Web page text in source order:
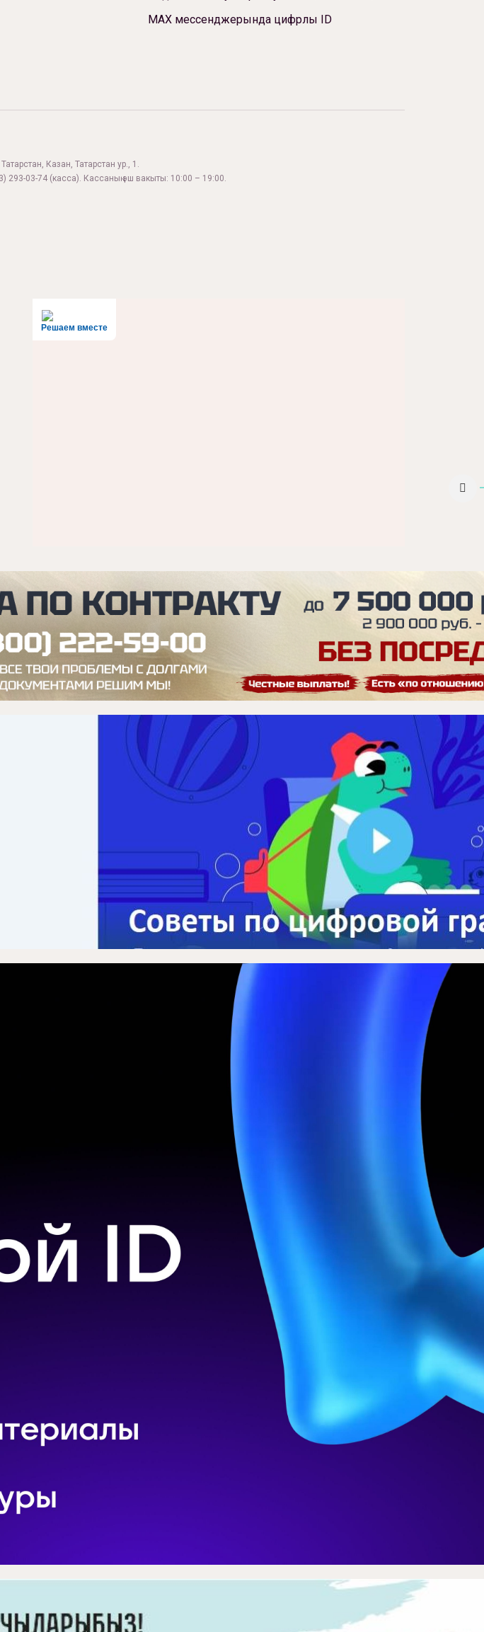
МАХ мессенджерында цифрлы ID
Казан, Татарстан ур., 1.
293-03-74 (касса). Кассаның эш вакыты: 10:00 – 19:00.
Решаем вместе